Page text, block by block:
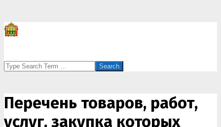
Search
Перечень товаров, работ,
услуг, закупка которых